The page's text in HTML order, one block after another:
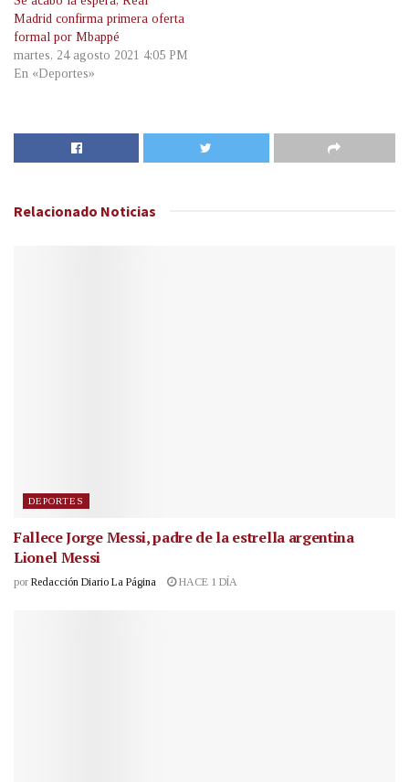
Madrid confirma primera oferta
formal por Mbappé
martes, 24 agosto 2021 4:05 PM
En «Deportes»
Relacionado Noticias
DEPORTES
Fallece Jorge Messi, padre de la estrella argentina
Lionel Messi
por Redacción Diario La Página HACE 1 DÍA